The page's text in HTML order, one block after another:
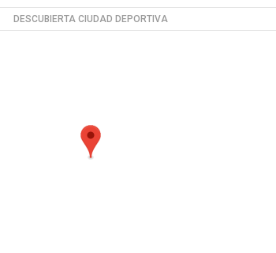
DESCUBIERTA CIUDAD DEPORTIVA